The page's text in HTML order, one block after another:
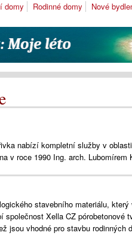
domy Rodinné domy Nové
nabízí kompletní služby v
v roce 1990 Ing. arch. Lubomírem
stavebního materiálu,
společnost Xella CZ pórobetonové
jsou vhodné pro stavbu rodinných